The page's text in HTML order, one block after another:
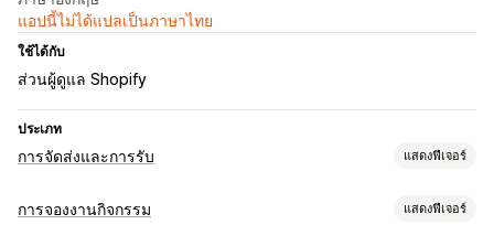
แอปนี้ไม่ได้แปลเป็นภาษาไทย
ใช้ได้กับ
ส่วนผู้ดูแล Shopify
ประเภท
การจัดส่งและการรับ แสดงฟีเจอร์
ตัวเลือกการจัดส่ง
การจองงานกิจกรรม แสดงฟีเจอร์